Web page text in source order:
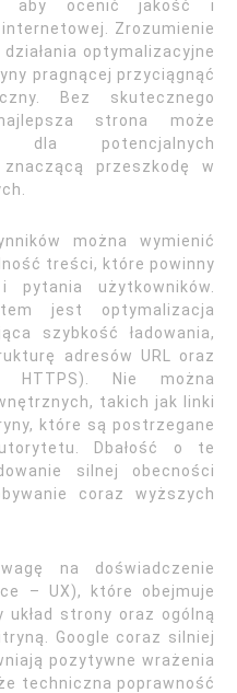
aby ocenić jakość i
Zrozumienie
optymalizacyjne
pragnącej przyciągnąć
Bez skutecznego
strona może
dla potencjalnych
przeszkodę w
można wymienić
treści, które powinny
użytkowników.
jest optymalizacja
szybkość ładowania,
adresów URL oraz
HTTPS). Nie można
takich jak linki
które są postrzegane
Dbałość o te
silnej obecności
coraz wyższych
na doświadczenie
– UX), które obejmuje
strony oraz ogólną
Google coraz silniej
pozytywne wrażenia
techniczna poprawność